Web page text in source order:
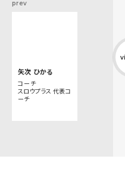
prev
矢次 ひかる
コーチ
スロウプラス 代表コ
ーチ